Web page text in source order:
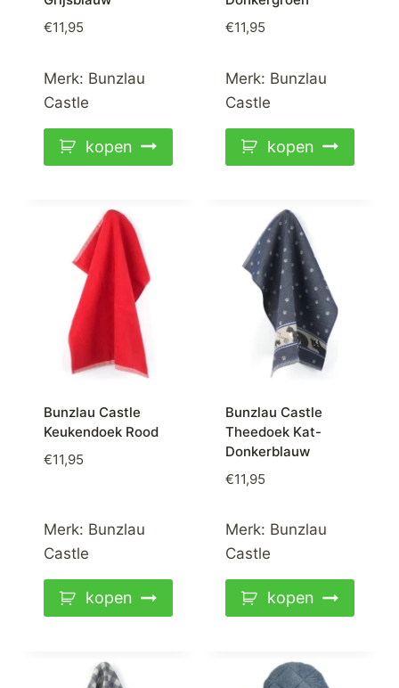
€11,95
Merk: Bunzlau
Castle
kopen
€11,95
Merk: Bunzlau
Castle
kopen
Bunzlau Castle
Keukendoek Rood
€11,95
Merk: Bunzlau
Castle
kopen
Bunzlau Castle
Theedoek Kat-
Donkerblauw
€11,95
Merk: Bunzlau
Castle
kopen